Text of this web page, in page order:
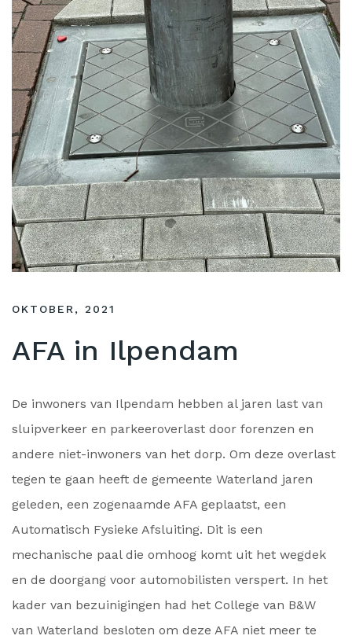
OKTOBER, 2021
AFA in Ilpendam
De inwoners van Ilpendam hebben al jaren last van
sluipverkeer en parkeeroverlast door forenzen en
andere niet-inwoners van het dorp. Om deze overlast
tegen te gaan heeft de gemeente Waterland jaren
geleden, een zogenaamde AFA geplaatst, een
Automatisch Fysieke Afsluiting. Dit is een
mechanische paal die omhoog komt uit het wegdek
en de doorgang voor automobilisten verspert. In het
kader van bezuinigingen had het College van B&W
van Waterland besloten om deze AFA niet meer te